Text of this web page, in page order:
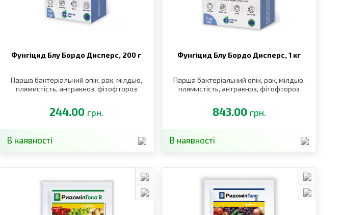
Фунгіцид Блу Бордо Дисперс, 200 г
Парша бактеріальний опік, рак, мілдью,
плямистість, антракноз, фітофтороз
244.00 грн.
В наявності
Фунгіцид Блу Бордо Дисперс,1 кг
Парша бактеріальний опік, рак, мілдью,
плямистість, антракноз, фітофтороз
843.00 грн.
В наявності